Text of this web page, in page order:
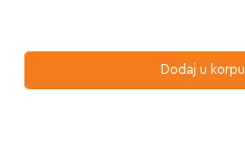
Dodaj u korpu